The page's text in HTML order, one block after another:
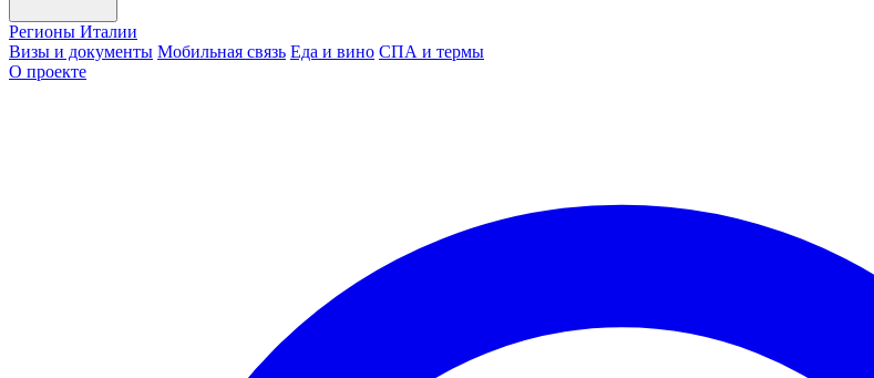
Регионы Италии
Визы и документы Мобильная связь Еда и вино СПА и термы
О проекте